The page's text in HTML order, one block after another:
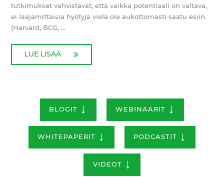
tutkimukset vahvistavat, että vaikka potentiaali on valtava,
ei laajamittaisia hyötyjä vielä ole aukottomasti saatu esiin.
(Harvard, BCG, ...
LUE LISÄÄ
BLOGIT ↓ WEBINAARIT ↓
WHITEPAPERIT ↓ PODCASTIT ↓
VIDEOT ↓